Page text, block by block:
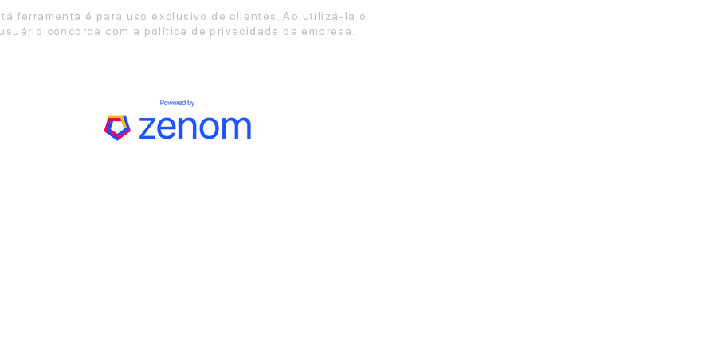
ferramenta é para uso exclusivo de clientes. Ao utilizá-la o
concorda com a política de privacidade da empresa.